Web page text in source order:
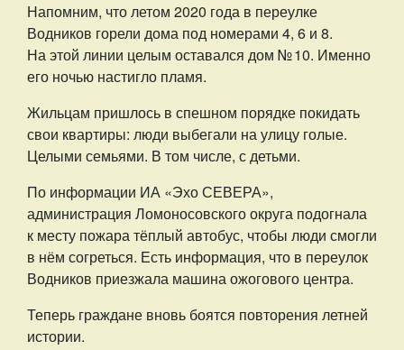
Напомним, что летом 2020 года в переулке
Водников горели дома под номерами 4, 6 и 8.
На этой линии целым оставался дом № 10. Именно
его ночью настигло пламя.
Жильцам пришлось в спешном порядке покидать
свои квартиры: люди выбегали на улицу голые.
Целыми семьями. В том числе, с детьми.
По информации ИА «Эхо СЕВЕРА»,
администрация Ломоносовского округа подогнала
к месту пожара тёплый автобус, чтобы люди смогли
в нём согреться. Есть информация, что в переулок
Водников приезжала машина ожогового центра.
Теперь граждане вновь боятся повторения летней
истории.